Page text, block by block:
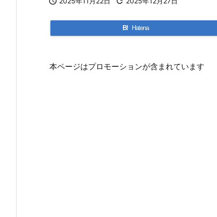
B! Hatena
本ページはプロモーションが含まれています